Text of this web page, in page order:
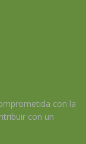
con la
con un